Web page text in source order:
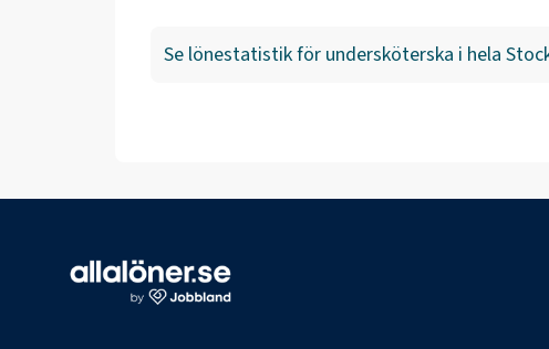
Se lönestatistik för undersköterska i hela